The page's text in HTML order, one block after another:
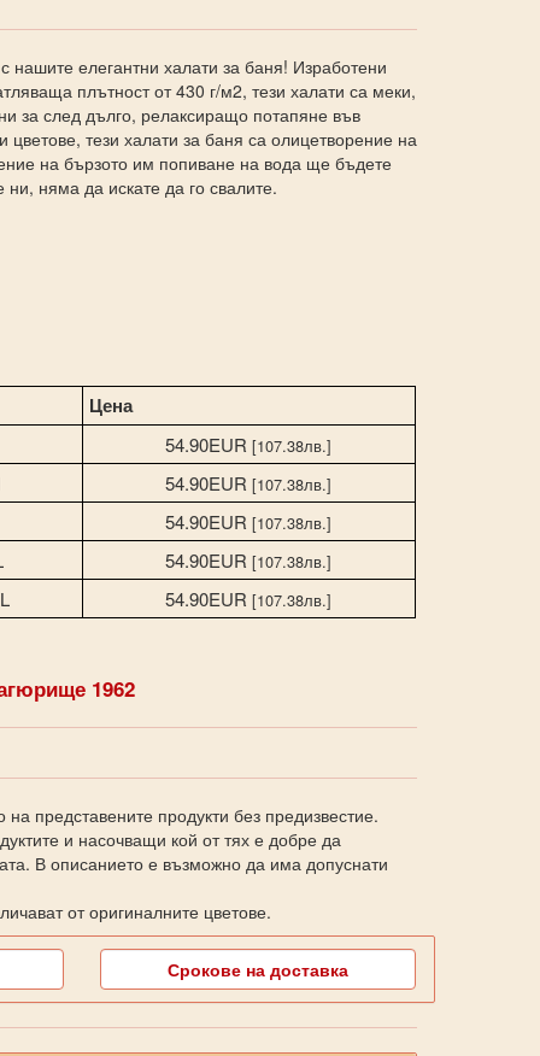
нашите елегантни халати за баня! Изработени
плътност от 430 г/м2, тези халати са меки,
за след дълго, релаксиращо потапяне във
тези халати за баня са олицетворение на
на бързото им попиване на вода ще бъдете
няма да искате да го свалите.
Цена
54.90EUR[107.38лв.]
54.90EUR[107.38лв.]
54.90EUR[107.38лв.]
54.90EUR[107.38лв.]
54.90EUR[107.38лв.]
1962
представените продукти без предизвестие.
и насочващи кой от тях е добре да
В описанието е възможно да има допуснати
от оригиналните цветове.
Срокове на доставка